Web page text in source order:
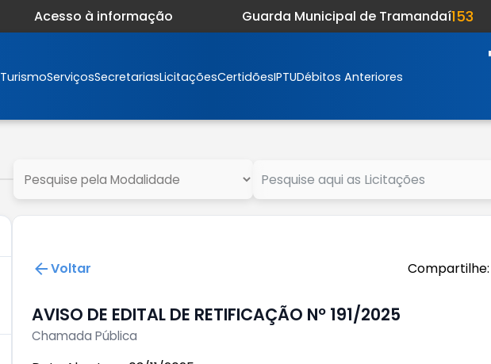
Acesso à informação Guarda Municipal de Tramandaí153
TurismoServiçosSecretariasLicitaçõesCertidõesIPTUDébitos Anteriores
Voltar Compartilhe:
AVISO DE EDITAL DE RETIFICAÇÃO Nº 191/2025
Chamada Pública